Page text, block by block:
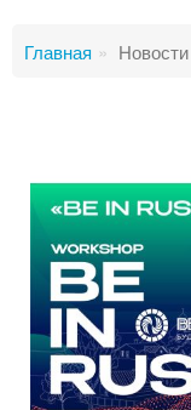
Главная Новости